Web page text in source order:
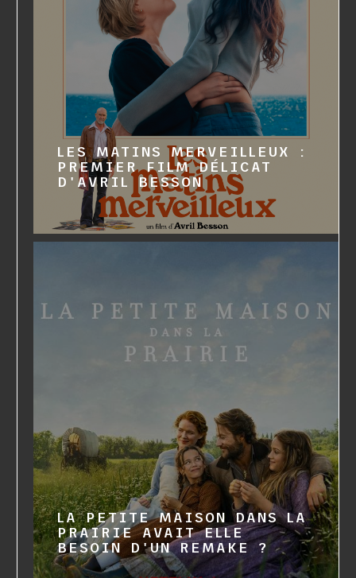
LES MATINS MERVEILLEUX :
PREMIER FILM DÉLICAT
D'AVRIL BESSON
LA PETITE MAISON DANS LA
PRAIRIE AVAIT ELLE
BESOIN D'UN REMAKE ?